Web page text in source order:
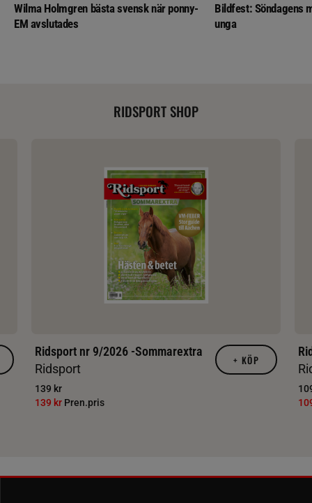
Wilma Holmgren bästa svensk när ponny-
EM avslutades
Bildfest: Söndagens
unga
RIDSPORT SHOP
Ridsport nr 9/2026 -Sommarextra
Ridsport
139 kr
139 kr Pren.pris
+ KÖP